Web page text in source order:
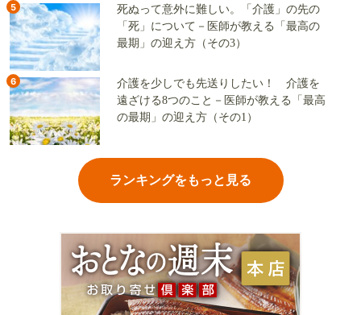
5
死ぬって意外に難しい。「介護」の先の
「死」について－医師が教える「最高の
最期」の迎え方（その3）
6
介護を少しでも先送りしたい！ 介護を
遠ざける8つのこと－医師が教える「最高
の最期」の迎え方（その1）
ランキングをもっと見る